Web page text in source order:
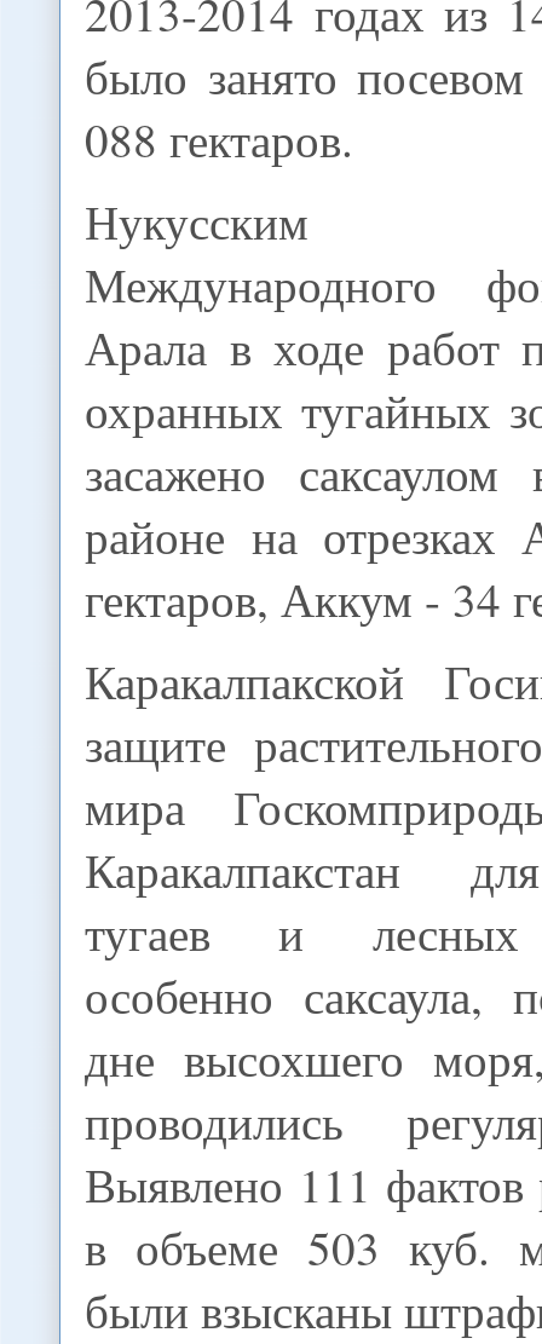
2013-2014 годах из
было занято
088 гектаров.
Нукусским
Международного
Арала в ходе работ
охранных тугайных
засажено
районе на отрезках
гектаров, Аккум - 34
Каракалпакской
защите
мира
Каракалпакстан
тугаев и лесных
особенно саксаула,
дне высохшего
проводились
Выявлено 111 фактов
в объеме 503 куб.
были взысканы